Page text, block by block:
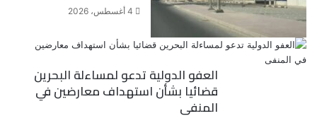
4 أغسطس، 2026
العفو الدولية تدعو لمساءلة البحرين
قضائيا بشأن استهداف معارضين في
المنفى